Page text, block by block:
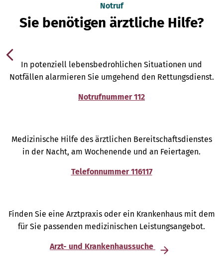
Notruf
Sie benötigen ärztliche Hilfe?
In potenziell lebensbedrohlichen Situationen und
Notfällen alarmieren Sie umgehend den Rettungsdienst.
Notrufnummer 112
Medizinische Hilfe des ärztlichen Bereitschaftsdienstes
in der Nacht, am Wochenende und an Feiertagen.
Telefonnummer 116117
Finden Sie eine Arztpraxis oder ein Krankenhaus mit dem
für Sie passenden medizinischen Leistungsangebot.
Arzt- und Krankenhaussuche